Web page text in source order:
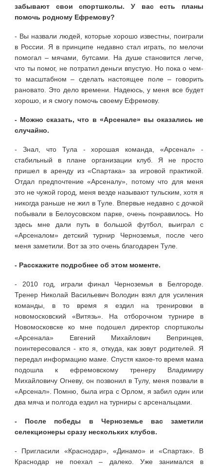
забывают свои спортшколы. У вас есть планы
помочь родному Ефремову?
- Вы назвали людей, которые хорошо известны, поиграли
в России. Я в принципе недавно стал играть, по мелочи
помогал – мячами, бутсами. На душе становится легче,
что ты помог, не потратил деньги впустую. Но пока о чем-
то масштабном – сделать настоящее поле – говорить
рановато. Это дело времени. Надеюсь, у меня все будет
хорошо, и я смогу помочь своему Ефремову.
- Можно сказать, что в «Арсенале» вы оказались не
случайно.
- Знал, что Тула - хорошая команда, «Арсенал» -
стабильный в плане организации клуб. Я не просто
пришел в аренду из «Спартака» за игровой практикой.
Отдал предпочтение «Арсеналу», потому что для меня
это не чужой город, меня везде называют тульским, хотя я
никогда раньше не жил в Туле. Впервые недавно с дочкой
побывали в Белоусовском парке, очень понравилось. Но
здесь мне дали путь в большой футбол, выиграл с
«Арсеналом» детский турнир Черноземья, после чего
меня заметили. Вот за это очень благодарен Туле.
- Расскажите подробнее об этом моменте.
- 2010 год, играли финал Черноземья в Белгороде.
Тренер Николай Васильевич Володин взял для усиления
команды, в то время я ездил на тренировки в
новомосковский «Витязь». На отборочном турнире в
Новомосковске ко мне подошел директор спортшколы
«Арсенала» Евгений Михайлович Вепринцев,
поинтересовался - кто я, откуда, как зовут родителей. Я
передал информацию маме. Спустя какое-то время мама
подошла к ефремовскому тренеру Владимиру
Михайловичу Огневу, он позвонил в Тулу, меня позвали в
«Арсенал». Помню, была игра с Орлом, я забил один или
два мяча и полгода ездил на турниры с арсенальцами.
- После победы в Черноземье вас заметили
селекционеры сразу нескольких клубов.
- Пригласили «Краснодар», «Динамо» и «Спартак». В
Краснодар не поехал – далеко. Уже занимался в